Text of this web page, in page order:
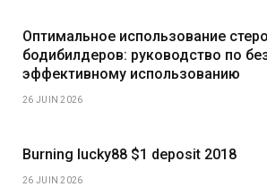
Оптимальное использование
бодибилдеров: руководство по
эффективному использованию
26 JUIN 2026
Burning lucky88 $1 deposit 2018
26 JUIN 2026